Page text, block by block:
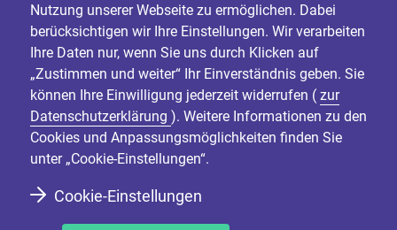
Nutzung unserer Webseite zu ermöglichen. Dabei
berücksichtigen wir Ihre Einstellungen. Wir verarbeiten
Ihre Daten nur, wenn Sie uns durch Klicken auf
„Zustimmen und weiter“ Ihr Einverständnis geben. Sie
können Ihre Einwilligung jederzeit widerrufen ( zur
Datenschutzerklärung ). Weitere Informationen zu den
Cookies und Anpassungsmöglichkeiten finden Sie
unter „Cookie-Einstellungen“.
Cookie-Einstellungen